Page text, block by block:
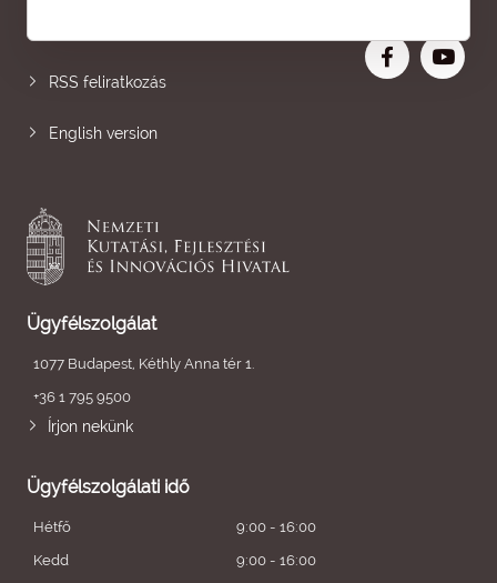
RSS feliratkozás
English version
Ügyfélszolgálat
1077 Budapest, Kéthly Anna tér 1.
+36 1 795 9500
Írjon nekünk
Ügyfélszolgálati idő
Hétfő
9:00 - 16:00
Kedd
9:00 - 16:00